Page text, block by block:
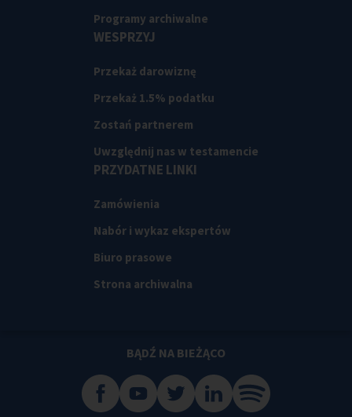
Programy archiwalne
WESPRZYJ
Przekaż darowiznę
Przekaż 1.5% podatku
Zostań partnerem
Uwzględnij nas w testamencie
PRZYDATNE LINKI
Zamówienia
Nabór i wykaz ekspertów
Biuro prasowe
Strona archiwalna
BĄDŹ NA BIEŻĄCO